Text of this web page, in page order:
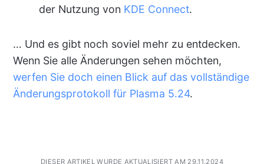
der Nutzung von KDE Connect.
… Und es gibt noch soviel mehr zu entdecken.
Wenn Sie alle Änderungen sehen möchten,
werfen Sie doch einen Blick auf das vollständige
Änderungsprotokoll für Plasma 5.24.
DIESER ARTIKEL WURDE AKTUALISIERT AM 29.11.2024